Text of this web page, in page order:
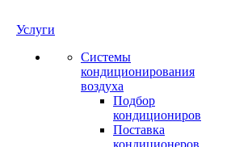
Услуги
Системы
кондиционирования
воздуха
Подбор
кондициониров
Поставка
кондиционеров